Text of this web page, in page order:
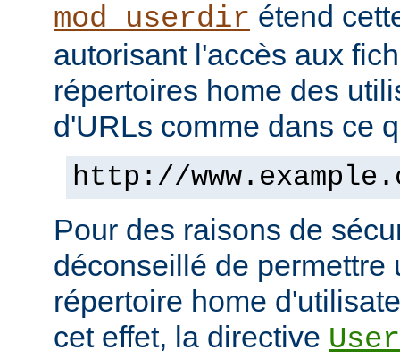
mod_userdir étend
autorisant l'accès aux
répertoires home des
d'URLs comme dans ce
http://
Pour des raisons de
déconseillé de permettre
répertoire home
cet effet, la directive